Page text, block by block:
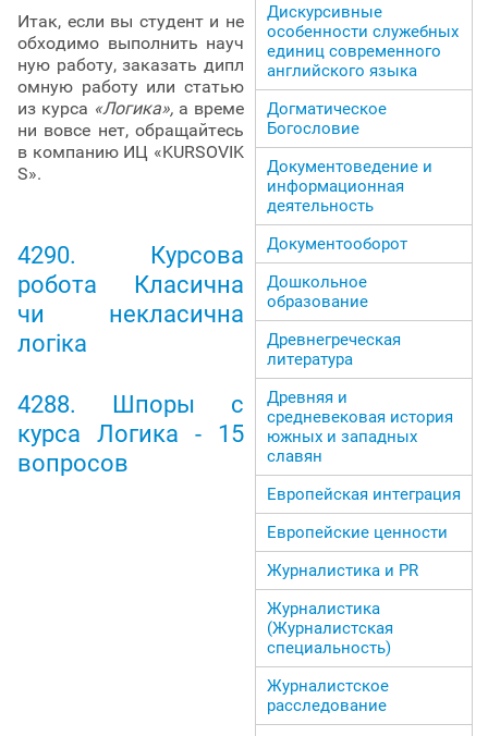
Итак, если вы студент и не
обходимо выполнить науч
ную работу, заказать дипл
омную работу или статью
из курса «Логика», а време
ни вовсе нет, обращайтесь
в компанию ИЦ «KURSOVIK
S».
4290. Курсова
робота Класична
чи некласична
логіка
4288. Шпоры с
курса Логика - 15
вопросов
Дискурсивные
особенности служебных
единиц современного
английского языка
Догматическое
Богословие
Документоведение и
информационная
деятельность
Документооборот
Дошкольное
образование
Древнегреческая
литература
Древняя и
средневековая история
южных и западных
славян
Европейская интеграция
Европейские ценности
Журналистика и PR
Журналистика
(Журналистская
специальность)
Журналистское
расследование